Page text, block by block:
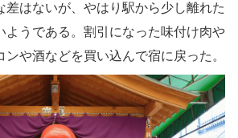
はないが、やはり駅から少し離れた
ようである。割引になった味付け肉や
や酒などを買い込んで宿に戻った。